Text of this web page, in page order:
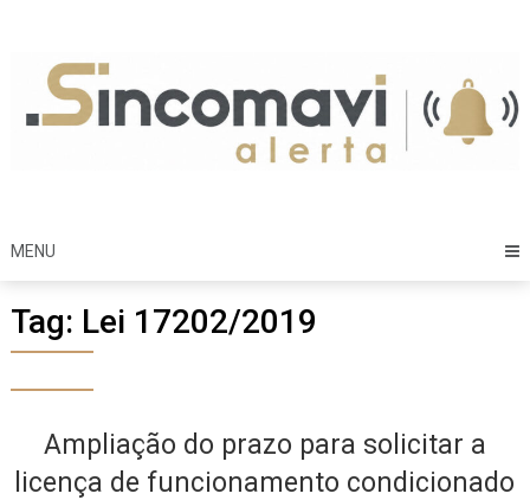
content
MENU
Tag: Lei 17202/2019
Ampliação do prazo para solicitar a
licença de funcionamento condicionado